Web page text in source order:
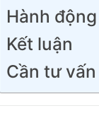
Hành
Kết luận
Cần tư